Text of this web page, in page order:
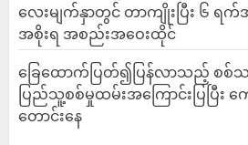
လေးမျက်နှာတွင် တာကျိုးပြီး ၆ ရက်
အစိုးရ အစည်းအဝေးထိုင်
ခြေထောက်ပြတ်၍ပြန်လာသည့် စစ်သ
ပြည်သူ့စစ်မှုထမ်းအကြောင်းပြပြီး
တောင်းနေ